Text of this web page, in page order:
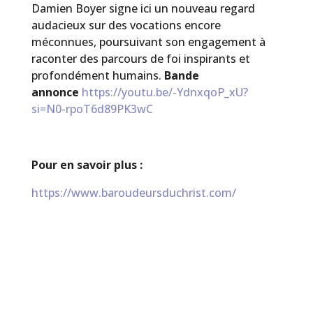
Damien Boyer signe ici un nouveau regard
audacieux sur des vocations encore
méconnues, poursuivant son engagement à
raconter des parcours de foi inspirants et
profondément humains. Bande
annonce https://youtu.be/-YdnxqoP_xU?
si=N0-rpoT6d89PK3wC
Pour en savoir plus :
https://www.baroudeursduchrist.com/